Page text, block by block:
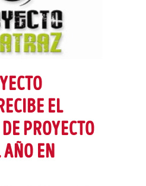
EL
PROYECTO
EN